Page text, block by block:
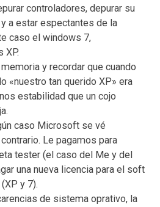
controladores, depurar su
a estar espectantes de la
caso el windows 7,
XP.
y recordar que cuando
«nuestro tan querido XP» era
estabilidad que un cojo
caso Microsoft se vé
Le pagamos para
tester (el caso del Me y del
una nueva licencia para el soft
y 7).
de sistema oprativo, la